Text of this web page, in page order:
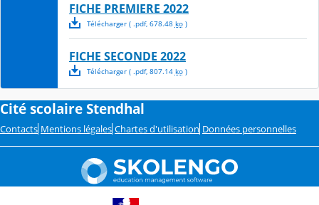
FICHE PREMIERE 2022
Télécharger( .pdf, 678.48 ko)
FICHE SECONDE 2022
Télécharger( .pdf, 807.14 ko)
Cité scolaire Stendhal
Contacts Mentions légales Chartes d'utilisation Données personnelles